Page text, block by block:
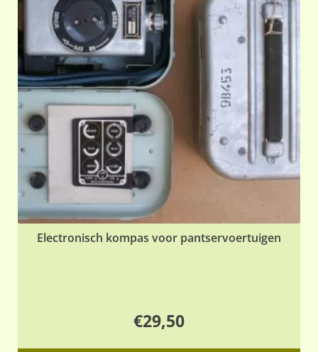
Electronisch kompas voor pantservoertuigen
€29,50